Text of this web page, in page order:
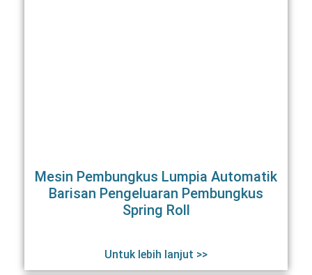
Mesin Pembungkus Lumpia Automatik
Barisan Pengeluaran Pembungkus
Spring Roll
Untuk lebih lanjut >>